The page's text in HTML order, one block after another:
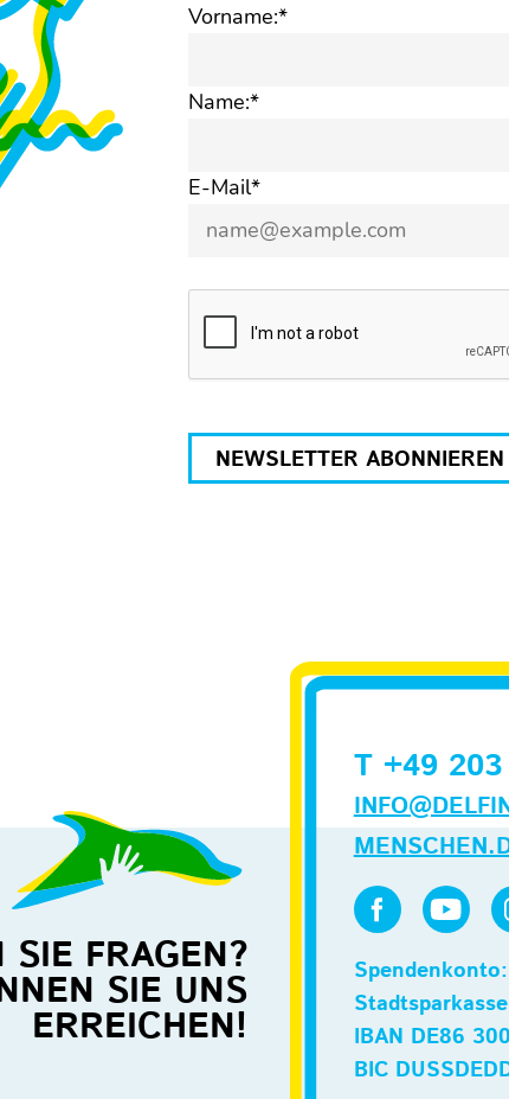
Vorname:*
Name:*
E-Mail*
NEWSLETTER ABONNIEREN
SIE FRAGEN?
SIE UNS
ERREICHEN!
T +49
Spendenkonto:
IBAN DE86
BIC